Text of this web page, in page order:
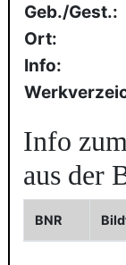
Geb./Gest.:
Ort:
Info:
Info
aus der
BNR